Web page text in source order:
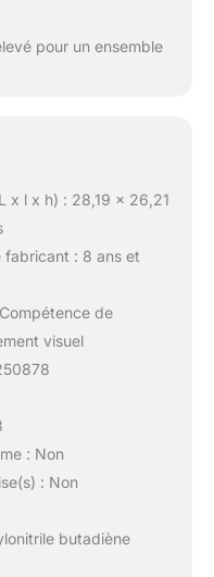
pour un ensemble
x l x h) : 28,19 x 26,21
fabricant : 8 ans et
de
visuel
: Non
: Non
butadiène